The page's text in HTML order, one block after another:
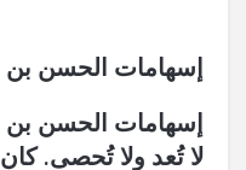
إسهامات الحسن بن
إسهامات الحسن بن
لا تُعد ولا تُحصى.